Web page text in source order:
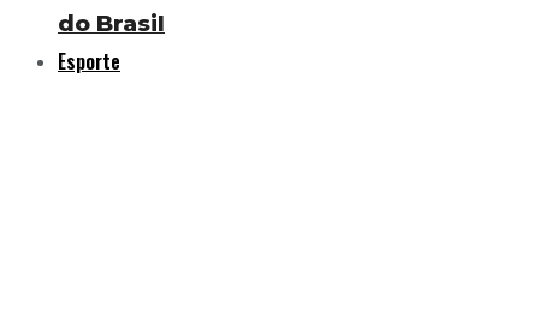
Esporte
do Brasil